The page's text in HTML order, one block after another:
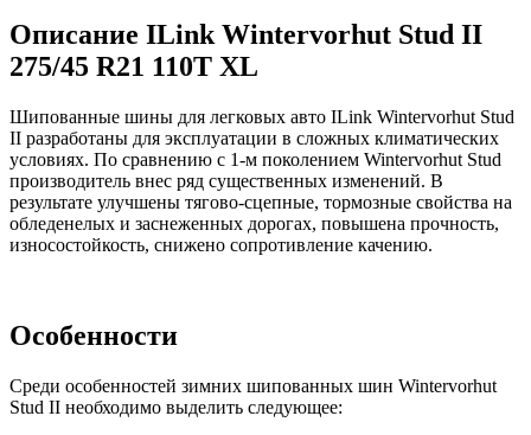
Описание ILink Wintervorhut Stud II
275/45 R21 110T XL
Шипованные шины для легковых авто ILink Wintervorhut Stud
II разработаны для эксплуатации в сложных климатических
условиях. По сравнению с 1-м поколением Wintervorhut Stud
производитель внес ряд существенных изменений. В
результате улучшены тягово-сцепные, тормозные свойства на
обледенелых и заснеженных дорогах, повышена прочность,
износостойкость, снижено сопротивление качению.
Особенности
Среди особенностей зимних шипованных шин Wintervorhut
Stud II необходимо выделить следующее: